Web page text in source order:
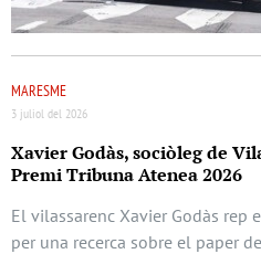
MARESME
3 juliol del 2026
Xavier Godàs, sociòleg de
Premi Tribuna Atenea 2026
El vilassarenc Xavier Godàs rep
per una recerca sobre el paper